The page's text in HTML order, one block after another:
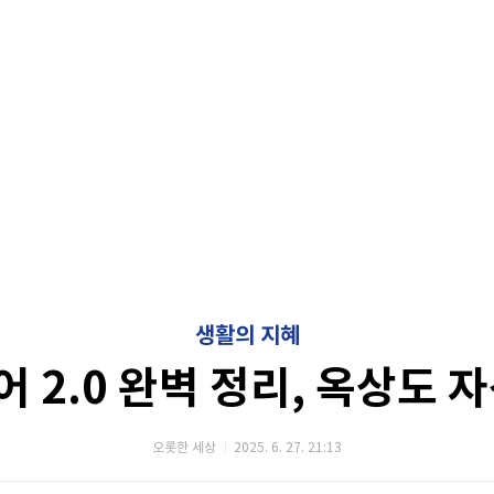
생활의 지혜
2.0 완벽 정리, 옥상도
오롯한 세상 2025. 6. 27. 21:13